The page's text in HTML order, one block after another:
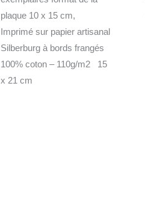
plaque 10 x 15 cm,
Imprimé sur papier artisanal
Silberburg à bords frangés
100% coton – 110g/m2 15
x 21 cm